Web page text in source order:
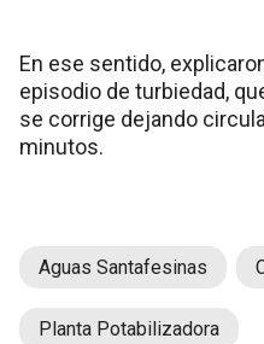
En ese sentido,
episodio de turbiedad,
se corrige dejando
minutos.
Aguas Santafesinas
Planta Potabilizadora